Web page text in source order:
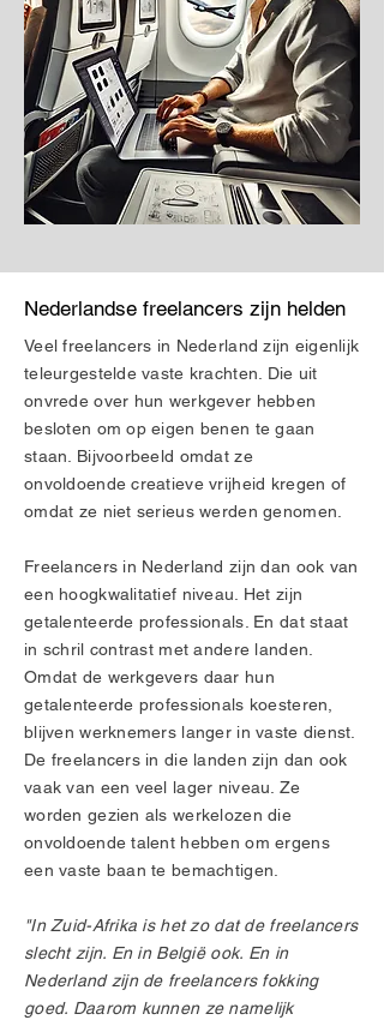
Nederlandse freelancers zijn helden
Veel freelancers in Nederland zijn eigenlijk
teleurgestelde vaste krachten. Die uit
onvrede over hun werkgever hebben
besloten om op eigen benen te gaan
staan. Bijvoorbeeld omdat ze
onvoldoende creatieve vrijheid kregen of
omdat ze niet serieus werden genomen.
Freelancers in Nederland zijn dan ook van
een hoogkwalitatief niveau. Het zijn
getalenteerde professionals. En dat staat
in schril contrast met andere landen.
Omdat de werkgevers daar hun
getalenteerde professionals koesteren,
blijven werknemers langer in vaste dienst.
De freelancers in die landen zijn dan ook
vaak van een veel lager niveau. Ze
worden gezien als werkelozen die
onvoldoende talent hebben om ergens
een vaste baan te bemachtigen.
"In Zuid-Afrika is het zo dat de freelancers
slecht zijn. En in België ook. En in
Nederland zijn de freelancers fokking
goed. Daarom kunnen ze namelijk